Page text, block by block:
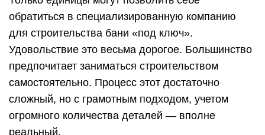
обратиться в специализированную компанию
для строительства бани «под ключ».
Удовольствие это весьма дорогое. Большинство
предпочитает заниматься строительством
самостоятельно. Процесс этот достаточно
сложный, но с грамотным подходом, учетом
огромного количества деталей — вполне
реальный.